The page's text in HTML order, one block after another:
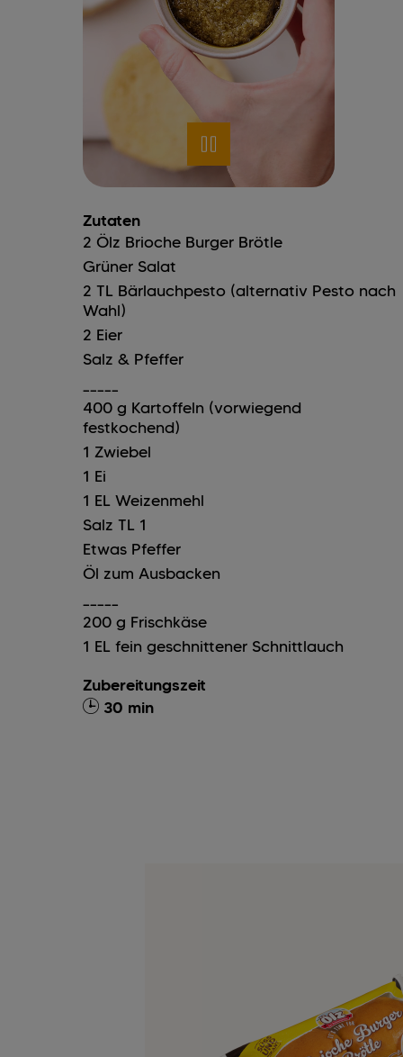
Zutaten
2 Ölz Brioche Burger Brötle
Grüner Salat
2 TL Bärlauchpesto (alternativ Pesto nach
Wahl)
2 Eier
Salz & Pfeffer
400 g Kartoffeln (vorwiegend
festkochend)
1 Zwiebel
1 Ei
1 EL Weizenmehl
Salz TL 1
Etwas Pfeffer
Öl zum Ausbacken
200 g Frischkäse
1 EL fein geschnittener Schnittlauch
Zubereitungszeit
30 min